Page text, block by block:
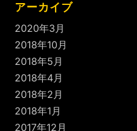
アーカイブ
2020年3月
2018年10月
2018年5月
2018年4月
2018年2月
2018年1月
2017年12月